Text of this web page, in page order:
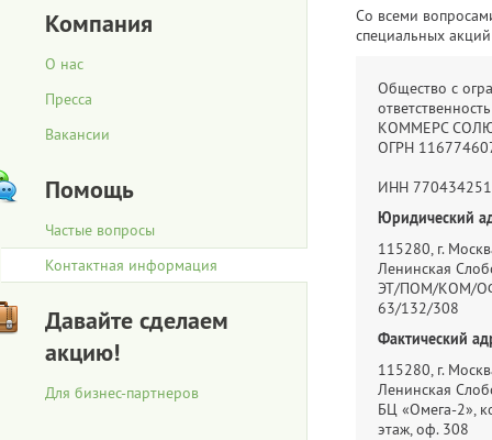
Компания
О нас
Пресса
Вакансии
Помощь
Частые вопросы
Контактная информация
Давайте сделаем
акцию!
Для бизнес-партнеров
Со всеми
специальных
Общество с
КОММЕРС
ОГРН
ИНН
Юридический
115280, г.
Ленинская
ЭТ/ПОМ/КОМ/
63/132/308
Фактический
115280, г.
Ленинская
БЦ «Омега-2»,
этаж, оф. 308